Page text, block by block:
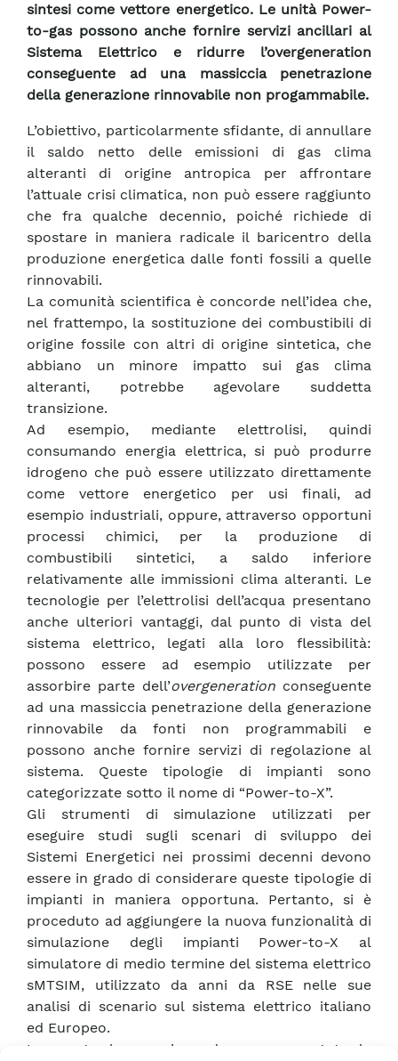
sintesi come vettore energetico. Le unità Power-
to-gas possono anche fornire servizi ancillari al
Sistema Elettrico e ridurre l’overgeneration
conseguente ad una massiccia penetrazione
della generazione rinnovabile non progammabile.
L’obiettivo, particolarmente sfidante, di annullare
il saldo netto delle emissioni di gas clima
alteranti di origine antropica per affrontare
l’attuale crisi climatica, non può essere raggiunto
che fra qualche decennio, poiché richiede di
spostare in maniera radicale il baricentro della
produzione energetica dalle fonti fossili a quelle
rinnovabili.
La comunità scientifica è concorde nell’idea che,
nel frattempo, la sostituzione dei combustibili di
origine fossile con altri di origine sintetica, che
abbiano un minore impatto sui gas clima
alteranti, potrebbe agevolare suddetta
transizione.
Ad esempio, mediante elettrolisi, quindi
consumando energia elettrica, si può produrre
idrogeno che può essere utilizzato direttamente
come vettore energetico per usi finali, ad
esempio industriali, oppure, attraverso opportuni
processi chimici, per la produzione di
combustibili sintetici, a saldo inferiore
relativamente alle immissioni clima alteranti. Le
tecnologie per l’elettrolisi dell’acqua presentano
anche ulteriori vantaggi, dal punto di vista del
sistema elettrico, legati alla loro flessibilità:
possono essere ad esempio utilizzate per
assorbire parte dell’overgeneration conseguente
ad una massiccia penetrazione della generazione
rinnovabile da fonti non programmabili e
possono anche fornire servizi di regolazione al
sistema. Queste tipologie di impianti sono
categorizzate sotto il nome di “Power-to-X”.
Gli strumenti di simulazione utilizzati per
eseguire studi sugli scenari di sviluppo dei
Sistemi Energetici nei prossimi decenni devono
essere in grado di considerare queste tipologie di
impianti in maniera opportuna. Pertanto, si è
proceduto ad aggiungere la nuova funzionalità di
simulazione degli impianti Power-to-X al
simulatore di medio termine del sistema elettrico
sMTSIM, utilizzato da anni da RSE nelle sue
analisi di scenario sul sistema elettrico italiano
ed Europeo.
In questo lavoro viene dunque presentata la